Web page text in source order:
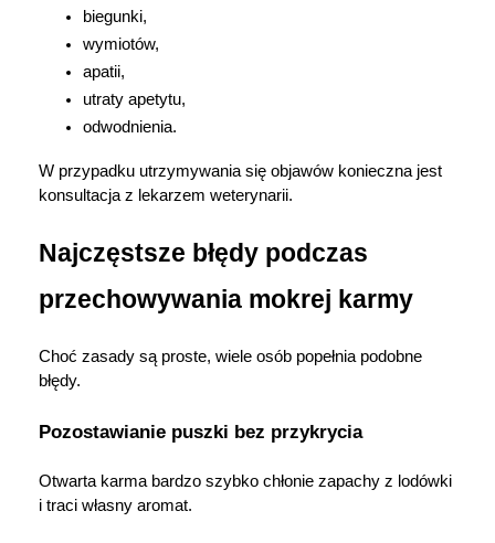
biegunki,
wymiotów,
apatii,
utraty apetytu,
odwodnienia.
W przypadku utrzymywania się objawów konieczna jest
konsultacja z lekarzem weterynarii.
Najczęstsze błędy podczas
przechowywania mokrej karmy
Choć zasady są proste, wiele osób popełnia podobne
błędy.
Pozostawianie puszki bez przykrycia
Otwarta karma bardzo szybko chłonie zapachy z lodówki
i traci własny aromat.